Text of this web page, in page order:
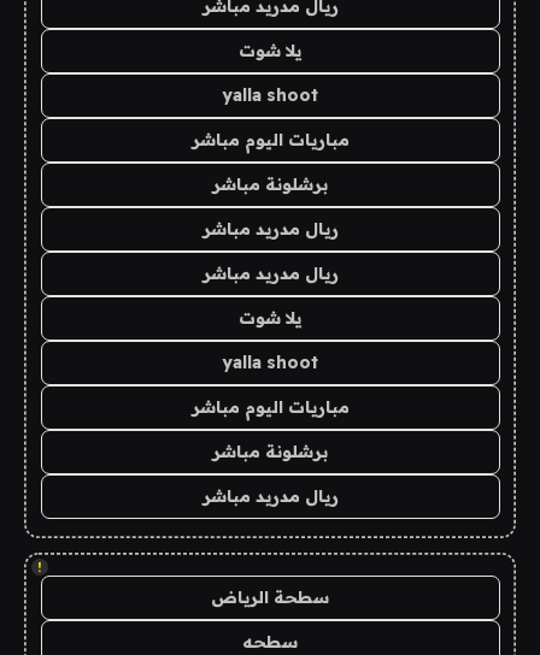
ريال مدريد مباشر
يلا شوت
yalla shoot
مباريات اليوم مباشر
برشلونة مباشر
ريال مدريد مباشر
ريال مدريد مباشر
يلا شوت
yalla shoot
مباريات اليوم مباشر
برشلونة مباشر
ريال مدريد مباشر
!
سطحة الرياض
سطحه